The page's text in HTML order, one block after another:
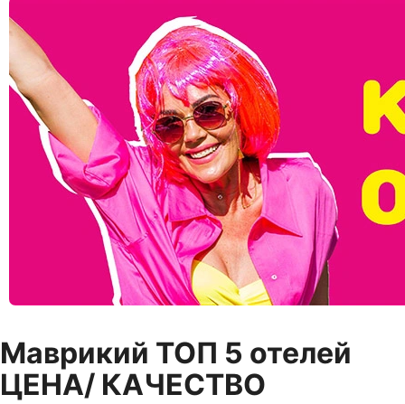
Маврикий ТОП 5 отелей
ЦЕНА/ КАЧЕСТВО